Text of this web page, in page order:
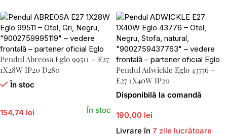
Pendul Abreosa Eglo 99511 – E27
1X28W IP20 D280
În stoc
154,74 lei În stoc
Pendul Adwickle Eglo 43776 –
E27 1X40W IP20
Disponibilă la comandă
190,00 lei
Livrare în 7 zile lucrătoare